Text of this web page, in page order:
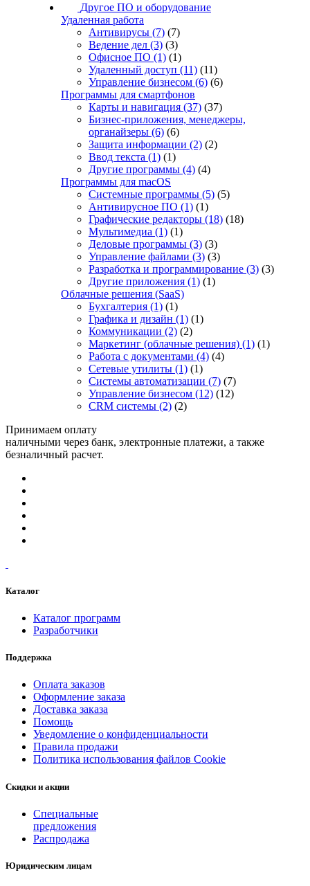
Другое ПО и оборудование
Удаленная работа
Антивирусы (7) (7)
Ведение дел (3) (3)
Офисное ПО (1) (1)
Удаленный доступ (11) (11)
Управление бизнесом (6) (6)
Программы для смартфонов
Карты и навигация (37) (37)
Бизнес-приложения, менеджеры,
органайзеры (6) (6)
Защита информации (2) (2)
Ввод текста (1) (1)
Другие программы (4) (4)
Программы для macOS
Системные программы (5) (5)
Антивирусное ПО (1) (1)
Графические редакторы (18) (18)
Мультимедиа (1) (1)
Деловые программы (3) (3)
Управление файлами (3) (3)
Разработка и программирование (3) (3)
Другие приложения (1) (1)
Облачные решения (SaaS)
Бухгалтерия (1) (1)
Графика и дизайн (1) (1)
Коммуникации (2) (2)
Маркетинг (облачные решения) (1) (1)
Работа с документами (4) (4)
Сетевые утилиты (1) (1)
Системы автоматизации (7) (7)
Управление бизнесом (12) (12)
CRM системы (2) (2)
Принимаем оплату
наличными через банк, электронные платежи, а также
безналичный расчет.
Каталог
Каталог программ
Разработчики
Поддержка
Оплата заказов
Оформление заказа
Доставка заказа
Помощь
Уведомление о конфиденциальности
Правила продажи
Политика использования файлов Cookie
Скидки и акции
Специальные
предложения
Распродажа
Юридическим лицам